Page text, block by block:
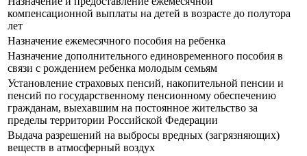
компенсационной выплаты на детей в возрасте до полутора
лет
Назначение ежемесячного пособия на ребенка
Назначение дополнительного единовременного пособия в
связи с рождением ребенка молодым семьям
Установление страховых пенсий, накопительной пенсии и
пенсий по государственному пенсионному обеспечению
гражданам, выехавшим на постоянное жительство за
пределы территории Российской Федерации
Выдача разрешений на выбросы вредных (загрязняющих)
веществ в атмосферный воздух